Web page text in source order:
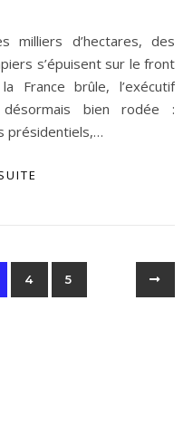
s’épuisent sur le front
France brûle, l’exécutif
désormais bien rodée :
présidentiels,…
4 5